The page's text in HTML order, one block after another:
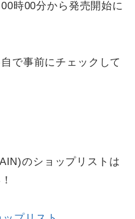
時00分から発売開始に
で事前にチェックして
のショップリストは